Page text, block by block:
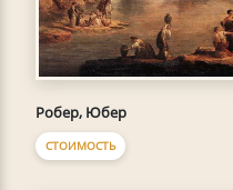
Робер, Юбер
СТОИМОСТЬ